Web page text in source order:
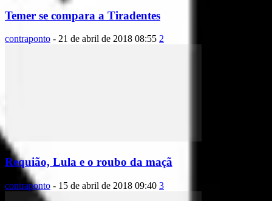
Temer se compara a Tiradentes
contraponto - 21 de abril de 2018 08:55 2
Requião, Lula e o roubo da maçã
contraponto - 15 de abril de 2018 09:40 3